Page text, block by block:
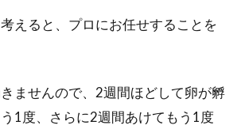
えると、プロにお任せすることを
ませんので、2週間ほどして卵が孵
1度、さらに2週間あけてもう1度